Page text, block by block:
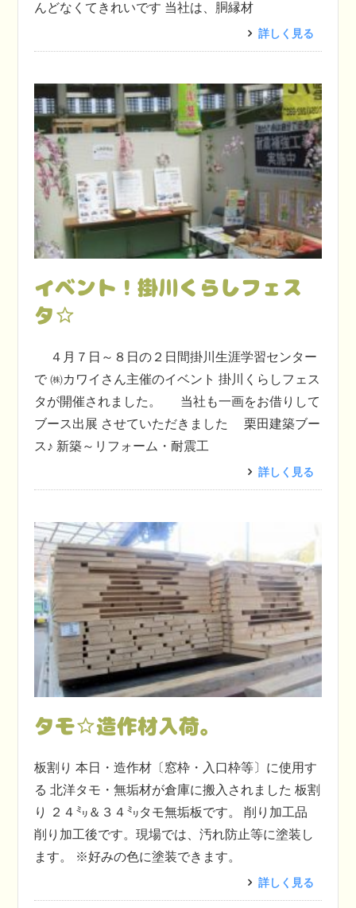
んどなくてきれいです 当社は、胴縁材
詳しく見る
イベント！掛川くらしフェス
タ☆
４月７日～８日の２日間掛川生涯学習センター
で ㈱カワイさん主催のイベント 掛川くらしフェス
タが開催されました。 当社も一画をお借りして
ブース出展 させていただきました 栗田建築ブー
ス♪ 新築～リフォーム・耐震工
詳しく見る
タモ☆造作材入荷。
板割り 本日・造作材〔窓枠・入口枠等〕に使用す
る 北洋タモ・無垢材が倉庫に搬入されました 板割
り ２４㍉＆３４㍉タモ無垢板です。 削り加工品
削り加工後です。現場では、汚れ防止等に塗装し
ます。 ※好みの色に塗装できます。
詳しく見る